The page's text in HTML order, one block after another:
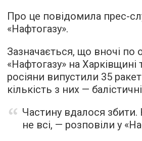
Про це повідомила прес-
«Нафтогазу».
Зазначається, що вночі по
«Нафтогазу» на
росіяни випустили 35
кількість з них —
Частину вдалося
не всі, — розповіли у